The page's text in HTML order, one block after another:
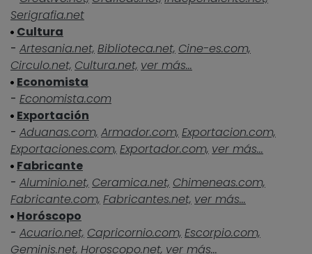
Serigrafia.net
Cultura
- Artesania.net, Biblioteca.net, Cine-es.com,
Circulo.net, Cultura.net, ver más...
Economista
- Economista.com
Exportación
- Aduanas.com, Armador.com, Exportacion.com,
Exportaciones.com, Exportador.com, ver más...
Fabricante
- Aluminio.net, Ceramica.net, Chimeneas.com,
Fabricante.com, Fabricantes.net, ver más...
Horóscopo
- Acuario.net, Capricornio.com, Escorpio.com,
Geminis.net, Horoscopo.net, ver más...